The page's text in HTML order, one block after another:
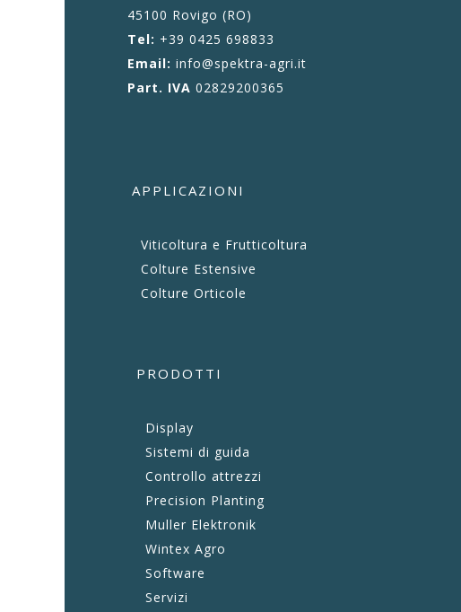
45100 Rovigo (RO)
Tel: +39 0425 698833
Email: info@spektra-agri.it
Part. IVA 02829200365
APPLICAZIONI
Viticoltura e Frutticoltura
Colture Estensive
Colture Orticole
PRODOTTI
Display
Sistemi di guida
Controllo attrezzi
Precision Planting
Muller Elektronik
Wintex Agro
Software
Servizi